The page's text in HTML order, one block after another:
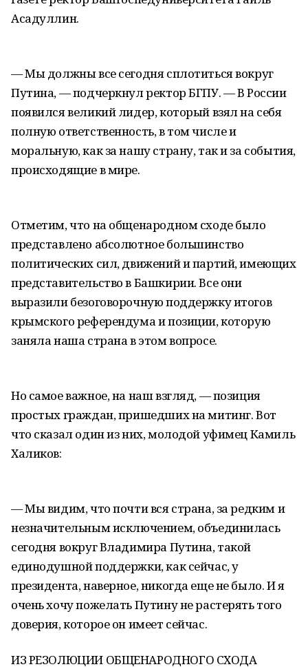
Асадуллин.
— Мы должны все сегодня сплотиться вокруг
Путина, — подчеркнул ректор БГПУ. — В России
появился великий лидер, который взял на себя
полную ответственность, в том числе и
моральную, как за нашу страну, так и за события,
происходящие в мире.
Отметим, что на общенародном сходе было
представлено абсолютное большинство
политических сил, движений и партий, имеющих
представительство в Башкирии. Все они
выразили безоговорочную поддержку итогов
крымского референдума и позиции, которую
заняла наша страна в этом вопросе.
Но самое важное, на наш взгляд, — позиция
простых граждан, пришедших на митинг. Вот
что сказал один из них, молодой уфимец Камиль
Халиков:
— Мы видим, что почти вся страна, за редким и
незначительным исключением, объединилась
сегодня вокруг Владимира Путина, такой
единодушной поддержки, как сейчас, у
президента, наверное, никогда еще не было. И я
очень хочу пожелать Путину не растерять того
доверия, которое он имеет сейчас.
ИЗ РЕЗОЛЮЦИИ ОБЩЕНАРОДНОГО СХОДА